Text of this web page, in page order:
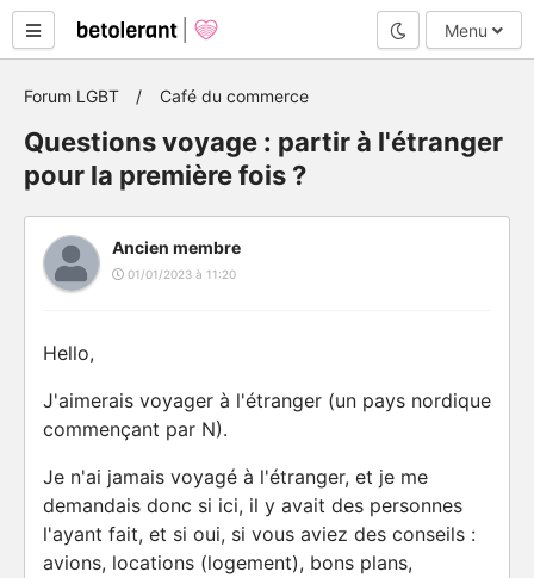
Mode nuit
Menu
Forum LGBT Café du commerce
Questions voyage : partir à l'étranger
pour la première fois ?
Ancien membre
01/01/2023 à 11:20
Hello,
J'aimerais voyager à l'étranger (un pays nordique
commençant par N).
Je n'ai jamais voyagé à l'étranger, et je me
demandais donc si ici, il y avait des personnes
l'ayant fait, et si oui, si vous aviez des conseils :
avions, locations (logement), bons plans,